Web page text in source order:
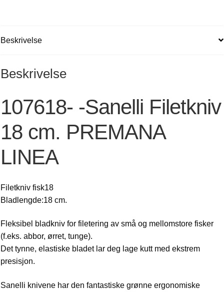
Beskrivelse
Beskrivelse
107618- -Sanelli Filetkniv
18 cm. PREMANA
LINEA
Filetkniv fisk18
Bladlengde:18 cm.
Fleksibel bladkniv for filetering av små og mellomstore fisker
(f.eks. abbor, ørret, tunge).
Det tynne, elastiske bladet lar deg lage kutt med ekstrem
presisjon.
Sanelli knivene har den fantastiske grønne ergonomiske